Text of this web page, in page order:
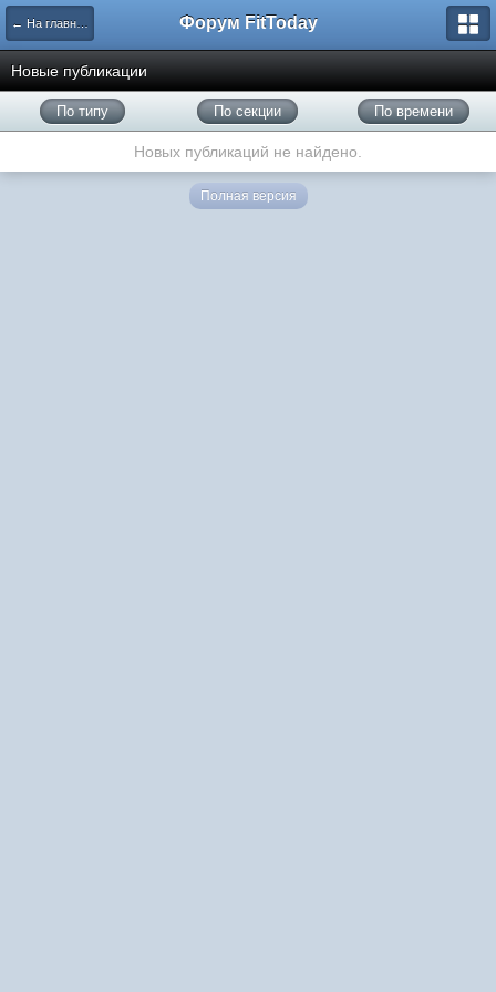
← На главную Форум FitToday
Новые публикации
По типу По секции По времени
Новых публикаций не найдено.
Полная версия